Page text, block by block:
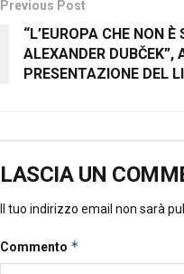
Previous Post
“L’EUROPA CHE NON
ALEXANDER DUBČEK”,
PRESENTAZIONE DEL
LASCIA UN
Il tuo indirizzo email non sarà
Commento *